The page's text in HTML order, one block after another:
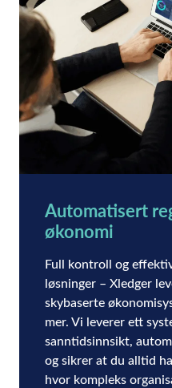
Automatisert
økonomi
Full kontroll og
løsninger – Xledger
skybaserte
mer. Vi leverer ett
sanntidsinnsikt,
og sikrer at du alltid
hvor kompleks